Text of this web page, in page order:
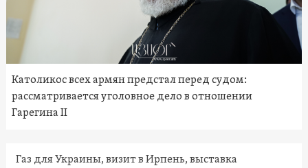
Католикос всех армян предстал перед судом:
рассматривается уголовное дело в отношении
Гарегина II
Газ для Украины, визит в Ирпень, выставка